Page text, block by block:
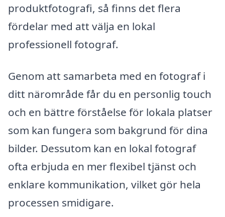
produktfotografi, så finns det flera
fördelar med att välja en lokal
professionell fotograf.
Genom att samarbeta med en fotograf i
ditt närområde får du en personlig touch
och en bättre förståelse för lokala platser
som kan fungera som bakgrund för dina
bilder. Dessutom kan en lokal fotograf
ofta erbjuda en mer flexibel tjänst och
enklare kommunikation, vilket gör hela
processen smidigare.